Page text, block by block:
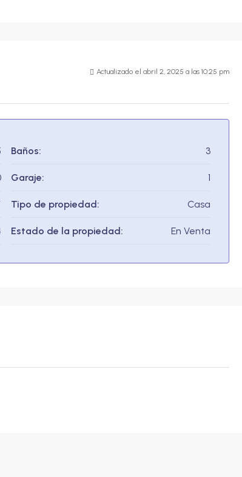
Actualizado el abril 2, 2025 a las 10:25 pm
Baños: 3
Garaje: 1
Tipo de propiedad: Casa
Estado de la propiedad: En Venta